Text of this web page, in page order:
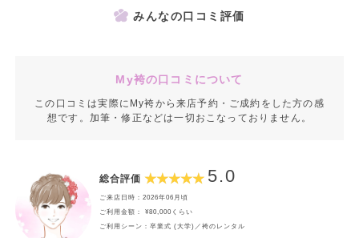
みんなの口コミ評価
My袴の口コミについて
この口コミは実際にMy袴から来店予約・ご成約をした方の感
想です。加筆・修正などは一切おこなっておりません。
総合評価 5.0
ご来店日時：2026年06月頃
ご利用金額： ¥80,000くらい
ご利用シーン：卒業式 (大学)／袴のレンタル